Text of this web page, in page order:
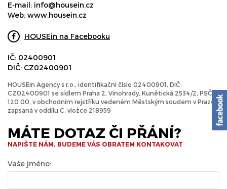
E-mail: info@housein.cz
Web: www.housein.cz
HOUSEin na Facebooku
IČ: 02400901
DIČ: CZ02400901
HOUSEin Agency s.r.o., identifikační číslo 02400901, DIČ:
CZ02400901 se sídlem Praha 2, Vinohrady, Kunětická 2534/2, PSČ
120 00, v obchodním rejstříku vedeném Městským soudem v Praze
zapsaná v oddílu C, vložce 218959
MÁTE DOTAZ ČI PŘÁNÍ?
NAPIŠTE NÁM, BUDEME VÁS OBRATEM KONTAKOVAT
Vaše jméno: